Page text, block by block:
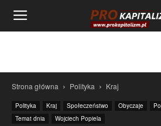
Strona główna Polityka Kraj
Polityka Kraj Społeczeństwo Obyczaje
Temat dnia
Wojciech Popiela